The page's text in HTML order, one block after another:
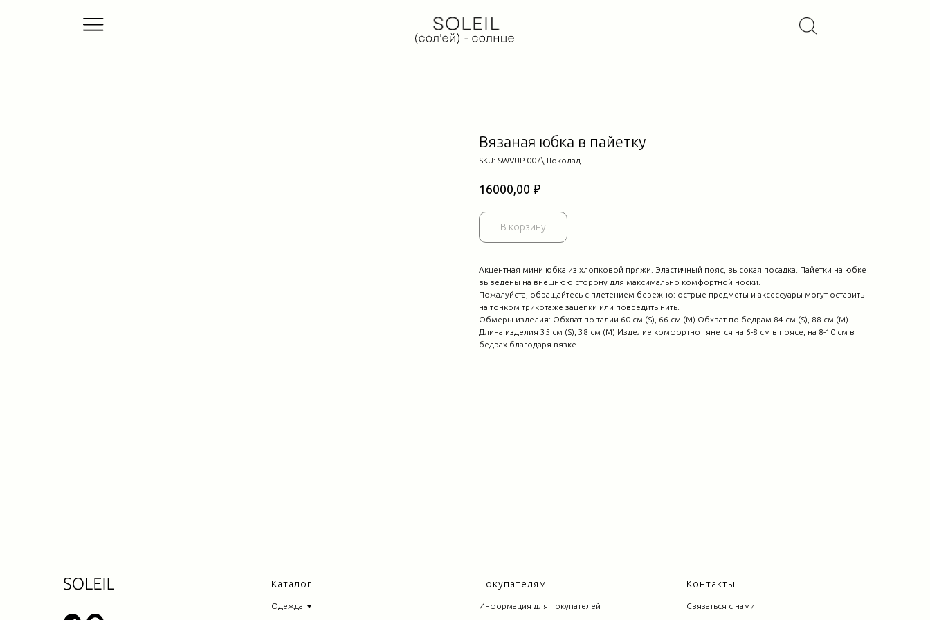
Вязаная юбка в пайетку
SKU: SWVUP-007\Шоколад
16000,00 ₽
В корзину
Акцентная мини юбка из хлопковой пряжи. Эластичный пояс, высокая посадка. Пайетки на юбке
выведены на внешнюю сторону для максимально комфортной носки.
Пожалуйста, обращайтесь с плетением бережно: острые предметы и аксессуары могут оставить
на тонком трикотаже зацепки или повредить нить.
Обмеры изделия: Обхват по талии 60 см (S), 66 см (М) Обхват по бедрам 84 см (S), 88 см (М)
Длина изделия 35 см (S), 38 см (М) Изделие комфортно тянется на 6-8 см в поясе, на 8-10 см в
бедрах благодаря вязке.
Каталог
Одежда
Покупателям
Информация для покупателей
Контакты
Связаться с нами